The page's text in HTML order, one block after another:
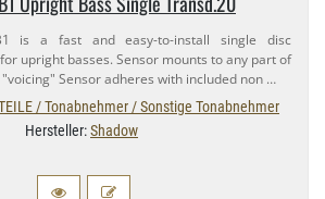
is a fast and easy-​to-​install single disc
upright basses. Sensor mounts to any part of
Sensor adheres with included non …
/ Tonabnehmer / Sonstige Tonabnehmer
Hersteller:Shadow